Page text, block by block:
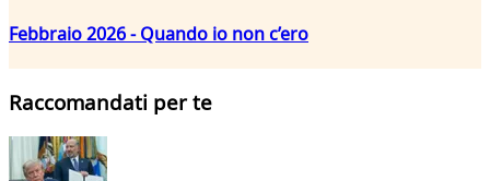
Febbraio 2026 - Quando io non c’ero
Raccomandati per te